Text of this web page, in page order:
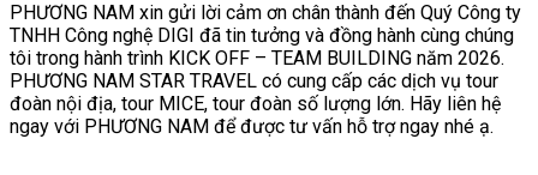
PHƯƠNG NAM xin gửi lời cảm ơn chân thành đến Quý Công ty
TNHH Công nghệ DIGI đã tin tưởng và đồng hành cùng chúng
tôi trong hành trình KICK OFF – TEAM BUILDING năm 2026.
PHƯƠNG NAM STAR TRAVEL có cung cấp các dịch vụ tour
đoàn nội địa, tour MICE, tour đoàn số lượng lớn. Hãy liên hệ
ngay với PHƯƠNG NAM để được tư vấn hỗ trợ ngay nhé ạ.